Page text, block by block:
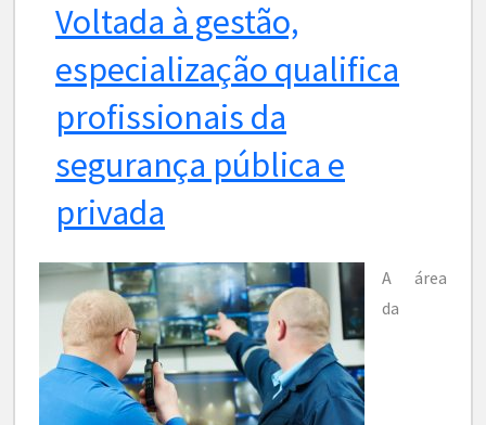
Voltada à gestão,
especialização qualifica
profissionais da
segurança pública e
privada
A área
da